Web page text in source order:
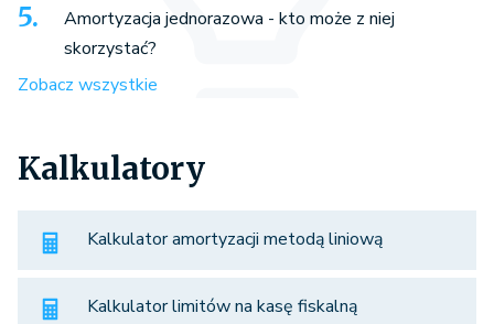
Amortyzacja jednorazowa - kto może z niej
skorzystać?
Zobacz wszystkie
Kalkulatory
Kalkulator amortyzacji metodą liniową
Kalkulator limitów na kasę fiskalną